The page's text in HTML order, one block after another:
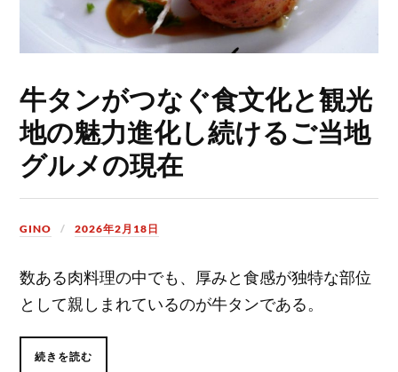
牛タンがつなぐ食文化と観光
地の魅力進化し続けるご当地
グルメの現在
GINO 2026年2月18日
数ある肉料理の中でも、厚みと食感が独特な部位
として親しまれているのが牛タンである。
続きを読む